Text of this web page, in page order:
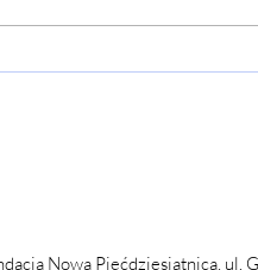
Morskiej
Nowa Pięćdziesiątnica,